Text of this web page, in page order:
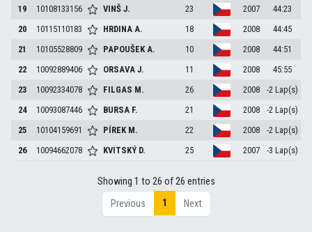
19
10108133156 VINŠJ. 23 2007
44:23
20
10115110183 HRDINAA. 18 2008
44:45
21
10105528809 PAPOUŠEKA. 10 2008
44:51
22
10092889406 ORSAVAJ. 11 2008
45:55
23
10092334078 FILGAS M. 26 2008
-2 Lap(s)
24
10093087446 BURSA F. 21 2008
-2 Lap(s)
25
10104159691 PÍREK M. 22 2008
-2 Lap(s)
26
10094662078 KVITSKÝ D. 25 2007 -3 Lap(s)
Showing 1 to 26 of 26 entries
Previous
1 Next